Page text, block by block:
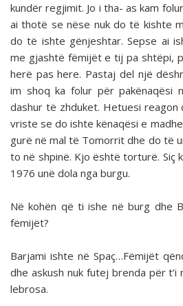
kundër regjimit. Jo i tha- as kam
ai thotë se nëse nuk do të kishte
do të ishte gënjeshtar. Sepse ai
me gjashtë fëmijët e tij pa shtëpi,
herë pas here. Pastaj del një
im shoq ka folur për pakënaqësi
dashur të zhduket. Hetuesi reagon
vriste se do ishte kënaqësi e
gurë në mal të Tomorrit dhe do të
to në shpinë. Kjo është torturë. Siç
1976 unë dola nga burgu.
Në kohën që ti ishe në burg dhe
fëmijët?
Barjami ishte në Spaç…Fëmijët
dhe askush nuk futej brenda për t’i
lebrosa.